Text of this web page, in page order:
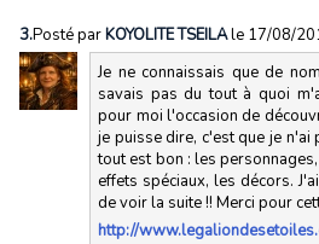
3.Posté parKOYOLITE TSEILAle 17/08/
Je ne connaissais que de
savais pas du tout à quoi
pour moi l'occasion de
je puisse dire, c'est que je n'ai
tout est bon : les
effets spéciaux, les décors.
de voir la suite !! Merci pour
http://